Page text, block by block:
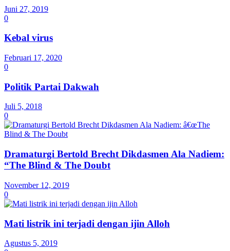
Juni 27, 2019
0
Kebal virus
Februari 17, 2020
0
Politik Partai Dakwah
Juli 5, 2018
0
Dramaturgi Bertold Brecht Dikdasmen Ala Nadiem:
“The Blind & The Doubt
November 12, 2019
0
Mati listrik ini terjadi dengan ijin Alloh
Agustus 5, 2019